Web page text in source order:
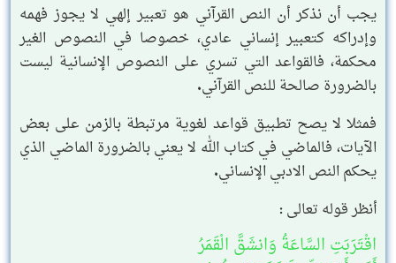
يجب أن نذكر أن النص القرآني هو تعبير إلهي لا يجوز فهمه
وإدراكه كتعبير إنساني عادي، خصوصا في النصوص الغير
محكمة، فالقواعد التي تسري على النصوص الإنسانية ليست
بالضرورة صالحة للنص القرآني.
فمثلا لا يصح تطبيق قواعد لغوية مرتبطة بالزمن على بعض
الآيات، فالماضي في كتاب الله لا يعني بالضرورة الماضي الذي
يحكم النص الادبي الإنساني.
أنظر قوله تعالى :
اقْتَرَبَتِ السَّاعَةُ وَانشَقَّ الْقَمَرُ